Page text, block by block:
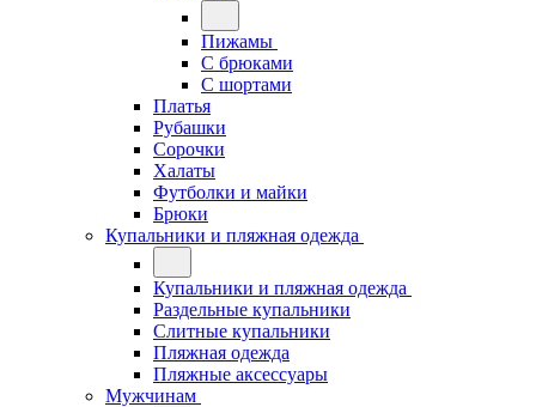
Пижамы
С брюками
С шортами
Платья
Рубашки
Сорочки
Халаты
Футболки и майки
Брюки
Купальники и пляжная одежда
Купальники и пляжная одежда
Раздельные купальники
Слитные купальники
Пляжная одежда
Пляжные аксессуары
Мужчинам